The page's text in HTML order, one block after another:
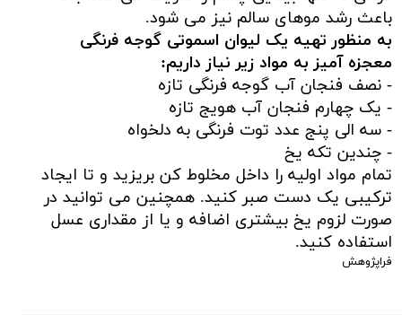
باعث رشد موهای سالم نیز می شود.
به منظور تهیه یک لیوان اسموتی گوجه فرنگی
معجزه آمیز به مواد زیر نیاز داریم:
- نصف فنجان آب گوجه فرنگی تازه
- یک چهارم فنجان آب هویج تازه
- سه الی پنج عدد توت فرنگی به دلخواه
- چندین تکه یخ
تمام مواد اولیه را داخل مخلوط کن بریزید و تا ایجاد
ترکیبی یک دست صبر کنید. همچنین می توانید در
صورت لزوم یخ بیشتری اضافه و یا از مقداری عسل
استفاده کنید.
فراپژوهش